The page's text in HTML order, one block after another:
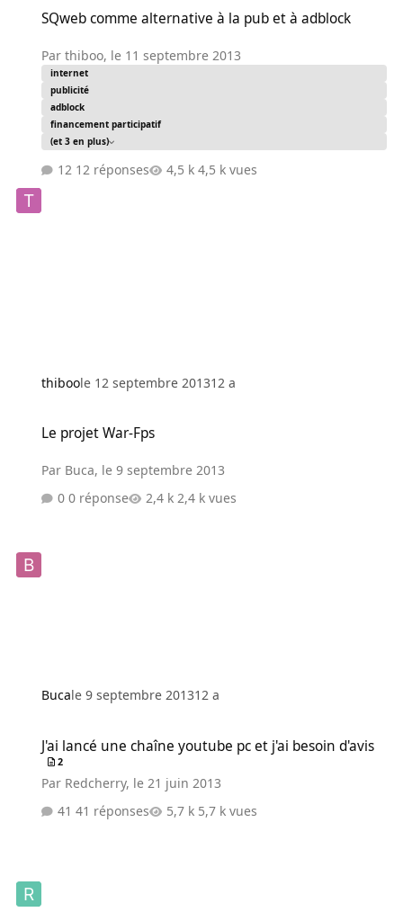
SQweb comme alternative à la pub et à adblock
Parthiboo, le 11 septembre 2013
internet
publicité
adblock
financement participatif
(et 3 en plus)
12 réponses 4,5 k vues
thiboole 12 septembre 201312 a
Le projet War-Fps
Par Buca, le 9 septembre 2013
0 réponse
2,4 k vues
Bucale 9 septembre 201312 a
J'ai lancé une chaîne youtube pc et j'ai besoin d'avis
2
Par Redcherry, le 21 juin 2013
41 réponses
5,7 k vues